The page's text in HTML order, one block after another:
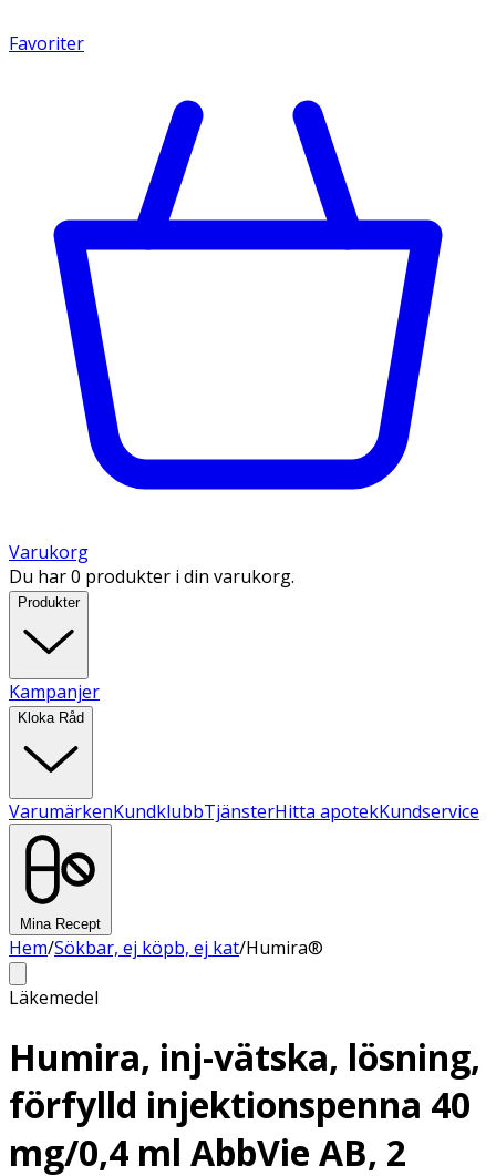
Favoriter
Varukorg
Du har 0 produkter i din varukorg.
Produkter
Kampanjer
Kloka Råd
VarumärkenKundklubbTjänsterHitta apotekKundservice
Mina Recept
Hem/Sökbar, ej köpb, ej kat/Humira®
Läkemedel
Humira, inj-vätska, lösning,
förfylld injektionspenna 40
mg/0,4 ml AbbVie AB, 2